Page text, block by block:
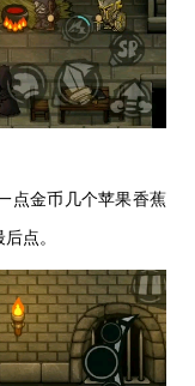
点金币几个苹果香蕉
点。